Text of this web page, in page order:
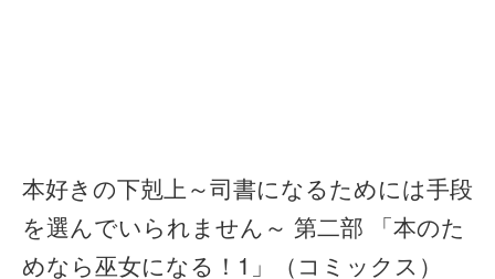
本好きの下剋上～司書になるためには手段
を選んでいられません～ 第二部 「本のた
めなら巫女になる！1」（コミックス）